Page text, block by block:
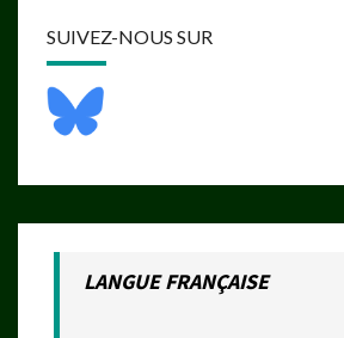
SUIVEZ-NOUS SUR
LANGUE FRANÇAISE